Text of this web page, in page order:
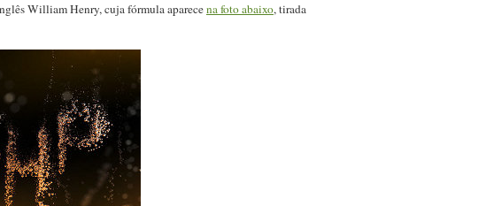
William Henry, cuja fórmula aparecena foto abaixo, tirada